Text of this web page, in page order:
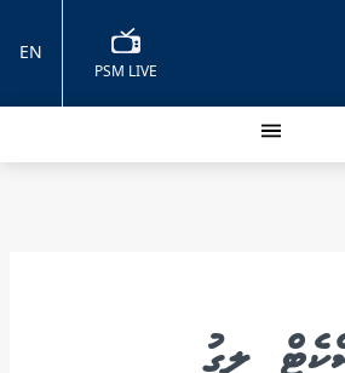
PSM LIVE
EN